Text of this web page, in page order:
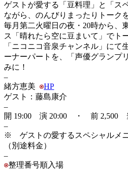
ゲストが愛する「豆料理」と「ス
ながら、のんびりまったりトーク
毎月第二火曜日の夜・20時から、
ス「晴れたら空に豆まいて」でト
「ニコニコ音泉チャンネル」にて
ーナーパートを、「声優グランプ
みに！
–
緒方恵美
HP
ゲスト：藤島康介
–
開 19:00 演 20:00 ・ 前 2,500
–
※ ゲストの愛するスペシャルメニ
（別途料金）
–
整理番号順入場